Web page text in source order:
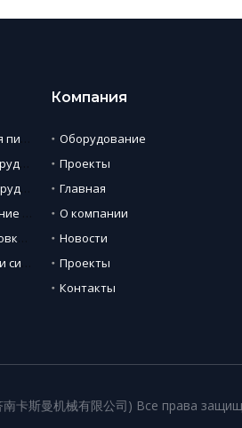
Компания
Оборудование
Проекты
Главная
О компании
Новости
Проекты
Контакты
卡斯曼机械有限公司) Все права